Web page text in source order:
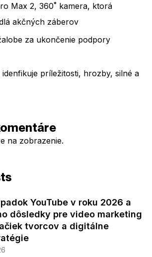
Max 2, 360˚ kamera, ktorá
akčných záberov
za ukončenie podpory
idenfikuje príležitosti, hrozby, silné a
na zobrazenie.
YouTube v roku 2026 a
dôsledky pre video marketing
tvorcov a digitálne